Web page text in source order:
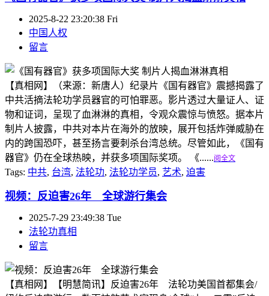
2025-8-22 23:20:38 Fri
中国人权
留言
【真相网】（来源：新唐人）纪录片《国有器官》震撼揭露了
中共活摘法轮功学员器官的可怕罪恶。影片透过大量证人、证
物和证词，呈现了血淋淋的真相，令观众震惊与愤怒。据本片
制片人披露，中共对本片在海外的放映，展开包括炸弹威胁在
内的跨国恐吓，甚至扬言要刺杀台湾总统。尽管如此，《国有
器官》仍在全球热映，并获多项国际奖项。 《......阅全文
Tags: 中共, 台湾, 法轮功, 法轮功学员, 艺术, 迫害
视频：反迫害26年 全球游行集会
2025-7-29 23:49:38 Tue
法轮功真相
留言
【真相网】【明慧简讯】反迫害26年 法轮功美国首都集会/